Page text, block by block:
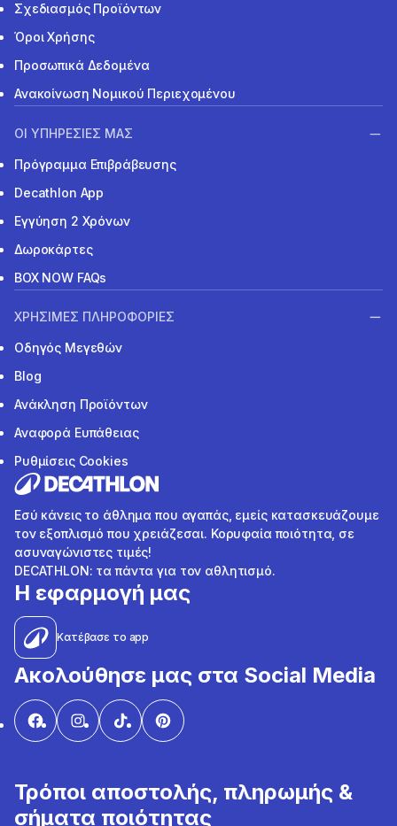
Σχεδιασμός Προϊόντων
Όροι Χρήσης
Προσωπικά Δεδομένα
Ανακοίνωση Νομικού Περιεχομένου
ΟΙ ΥΠΗΡΕΣΙΕΣ ΜΑΣ
Πρόγραμμα Επιβράβευσης
Decathlon App
Εγγύηση 2 Χρόνων
Δωροκάρτες
BOX NOW FAQs
ΧΡΗΣΙΜΕΣ ΠΛΗΡΟΦΟΡΙΕΣ
Οδηγός Μεγεθών
Blog
Ανάκληση Προϊόντων
Αναφορά Ευπάθειας
Ρυθμίσεις Cookies
Εσύ κάνεις το άθλημα που αγαπάς, εμείς κατασκευάζουμε
τον εξοπλισμό που χρειάζεσαι. Κορυφαία ποιότητα, σε
ασυναγώνιστες τιμές!
DECATHLON: τα πάντα για τον αθλητισμό.
Η εφαρμογή μας
Κατέβασε το app
Ακολούθησε μας στα Social Media
Τρόποι αποστολής, πληρωμής &
σήματα ποιότητας